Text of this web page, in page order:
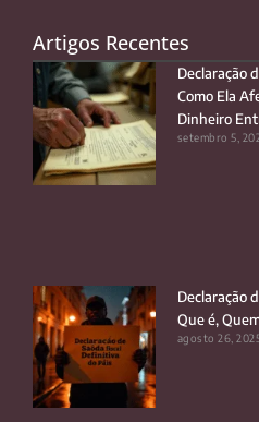
Artigos Recentes
Declaração
Como Ela
Dinheiro
setembro 5,
Declaração
Que é,
agosto 26,